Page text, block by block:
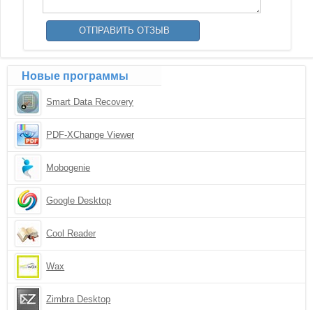
Новые программы
Smart Data Recovery
PDF-XChange Viewer
Mobogenie
Google Desktop
Cool Reader
Wax
Zimbra Desktop